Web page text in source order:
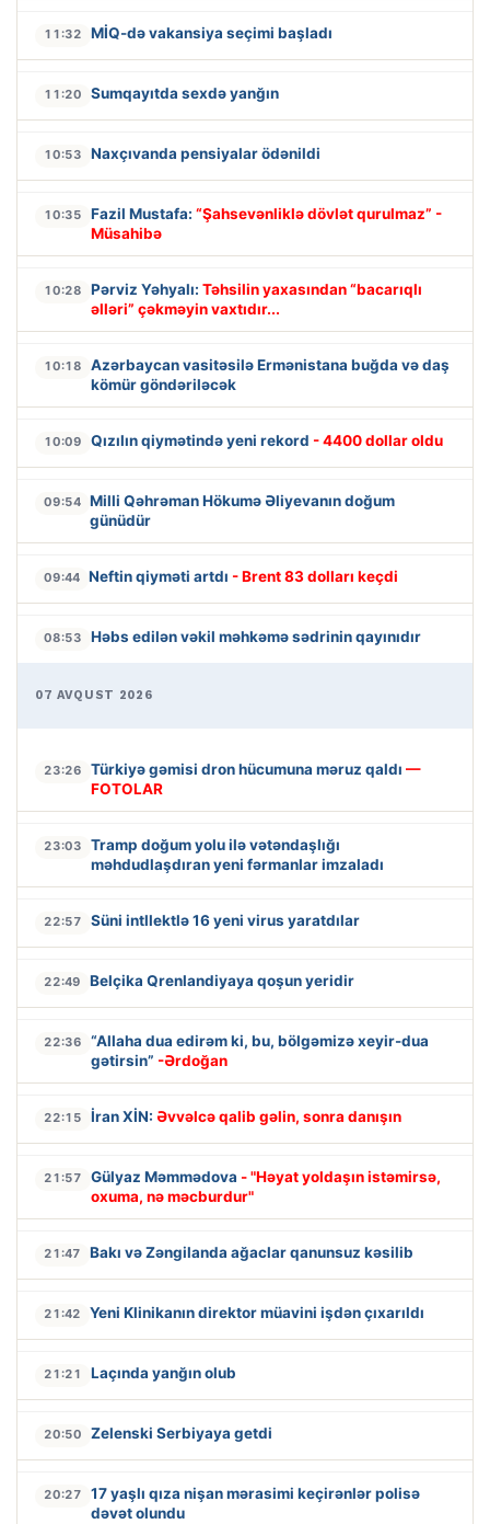
11:32 MİQ-də vakansiya seçimi başladı
11:20 Sumqayıtda sexdə yanğın
10:53 Naxçıvanda pensiyalar ödənildi
10:35 Fazil Mustafa: “Şahsevənliklə dövlət qurulmaz” -
Müsahibə
10:28 Pərviz Yəhyalı: Təhsilin yaxasından “bacarıqlı
əlləri” çəkməyin vaxtıdır...
10:18
Azərbaycan vasitəsilə Ermənistana buğda və daş
kömür göndəriləcək
10:09 Qızılın qiymətində yeni rekord - 4400 dollar oldu
09:54 Milli Qəhrəman Hökumə Əliyevanın doğum
günüdür
09:44 Neftin qiyməti artdı - Brent 83 dolları keçdi
08:53 Həbs edilən vəkil məhkəmə sədrinin qayınıdır
07 AVQUST 2026
23:26 Türkiyə gəmisi dron hücumuna məruz qaldı —
FOTOLAR
23:03
Tramp doğum yolu ilə vətəndaşlığı
məhdudlaşdıran yeni fərmanlar imzaladı
22:57 Süni intllektlə 16 yeni virus yaratdılar
22:49 Belçika Qrenlandiyaya qoşun yeridir
22:36
“Allaha dua edirəm ki, bu, bölgəmizə xeyir-dua
gətirsin” -Ərdoğan
22:15 İran XİN: Əvvəlcə qalib gəlin, sonra danışın
21:57 Gülyaz Məmmədova - "Həyat yoldaşın istəmirsə,
oxuma, nə məcburdur"
21:47 Bakı və Zəngilanda ağaclar qanunsuz kəsilib
21:42 Yeni Klinikanın direktor müavini işdən çıxarıldı
21:21 Laçında yanğın olub
20:50 Zelenski Serbiyaya getdi
20:27
17 yaşlı qıza nişan mərasimi keçirənlər polisə
dəvət olundu